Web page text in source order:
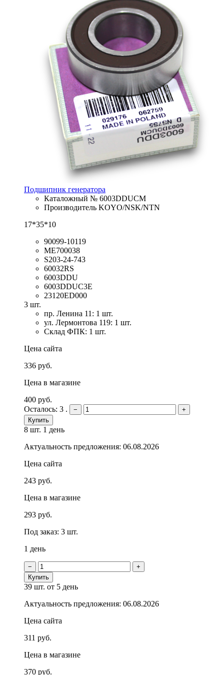
Подшипник генератора
Каталожный № 6003DDUCM
Производитель KOYO/NSK/NTN
17*35*10
90099-10119
ME700038
S203-24-743
60032RS
6003DDU
6003DDUC3E
23120ED000
3 шт.
пр. Ленина 11: 1 шт.
ул. Лермонтова 119: 1 шт.
Склад ФПК: 1 шт.
Цена сайта
336 руб.
Цена в магазине
400 руб.
Осталось: 3 .
−
+
Купить
8 шт. 1 день
Актуальность предложения: 06.08.2026
Цена сайта
243 руб.
Цена в магазине
293 руб.
Под заказ: 3 шт.
1 день
−
+
Купить
39 шт. от 5 день
Актуальность предложения: 06.08.2026
Цена сайта
311 руб.
Цена в магазине
370 руб.